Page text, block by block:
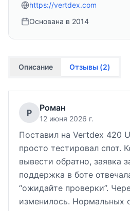
https://vertdex.com
Основана в 2014
Описание Отзывы (2)
Р Роман
12 июня 2026 г.
Поставил на Vertdex 420
просто тестировал спот.
вывести обратно, заявка
поддержка в боте
“ожидайте проверки”.
изменилось. Нормальных